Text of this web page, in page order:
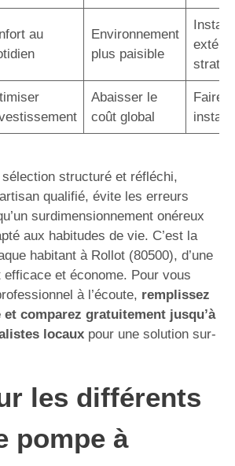
au
Environnement
plus paisible
Abaisser le
coût global
Faire
structuré et réfléchi,
qualifié, évite les erreurs
surdimensionnement onéreux
aux habitudes de vie. C’est la
habitant à Rollot (80500), d’une
efficace et économe. Pour vous
à l’écoute, remplissez
comparez gratuitement jusqu’à
locaux pour une solution sur-
les différents
pompe à